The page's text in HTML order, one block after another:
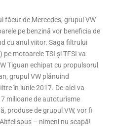
făcut de Mercedes, grupul VW
pe benzină vor beneficia de
cu anul viitor. Saga filtrului
motoarele TSI și TFSI va
Tiguan echipat cu propulsorul
grupul VW plănuind
în iunie 2017. De-aici va
milioane de autoturisme
produse de grupul VW, vor fi
spus – nimeni nu scapă!